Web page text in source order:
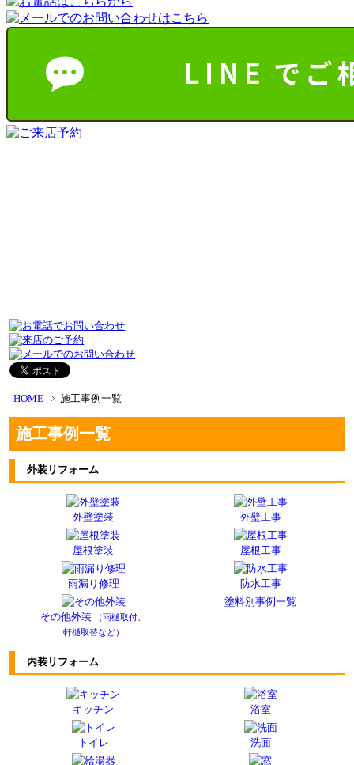
HOME 施工事例一覧
施工事例一覧
外装リフォーム
外壁塗装 外壁工事
屋根塗装 屋根工事
雨漏り修理 防水工事
その他外装
（雨樋取付、
軒樋取替など）
塗料別事例一覧
内装リフォーム
キッチン 浴室
トイレ 洗面